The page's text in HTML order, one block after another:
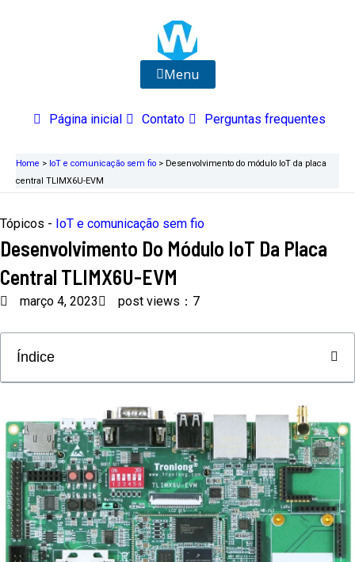
Menu
Página inicial Contato Perguntas frequentes
Home > IoT e comunicação sem fio > Desenvolvimento do módulo IoT da placa
central TLIMX6U-EVM
Tópicos - IoT e comunicação sem fio
Desenvolvimento Do Módulo IoT Da Placa
Central TLIMX6U-EVM
março 4, 2023 post views：7
Índice